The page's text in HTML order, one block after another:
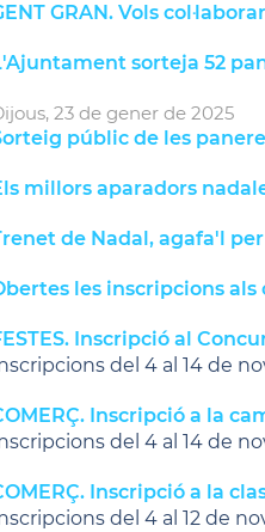
GRAN. Vols
sorteja 52
23 degener de2025
públic de les
millors aparadors
de Nadal, agafa'l
les inscripcions als
Inscripció al
del 4 al 14 de
Inscripció a la
del 4 al 14 de
Inscripció a la
del 4 al 12 de